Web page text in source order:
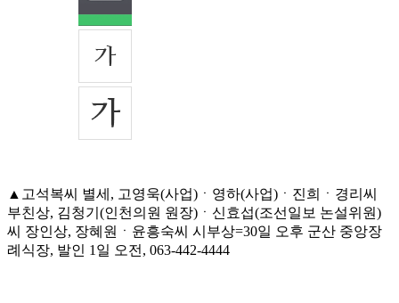
▲고석복씨 별세, 고영욱(사업)ㆍ영하(사업)ㆍ진희ㆍ경리씨
부친상, 김청기(인천의원 원장)ㆍ신효섭(조선일보 논설위원)
씨 장인상, 장혜원ㆍ윤흥숙씨 시부상=30일 오후 군산 중앙장
례식장, 발인 1일 오전, 063-442-4444